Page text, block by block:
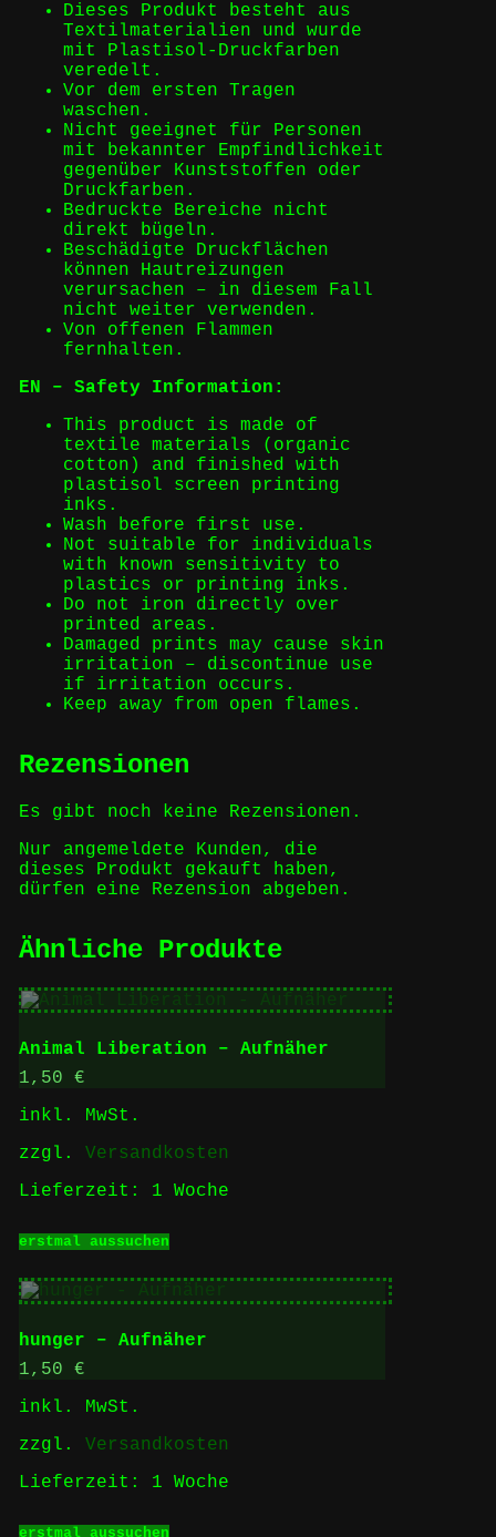
Dieses Produkt besteht aus
Textilmaterialien und wurde
mit Plastisol-Druckfarben
veredelt.
Vor dem ersten Tragen
waschen.
Nicht geeignet für Personen
mit bekannter Empfindlichkeit
gegenüber Kunststoffen oder
Druckfarben.
Bedruckte Bereiche nicht
direkt bügeln.
Beschädigte Druckflächen
können Hautreizungen
verursachen – in diesem Fall
nicht weiter verwenden.
Von offenen Flammen
fernhalten.
EN – Safety Information:
This product is made of
textile materials (organic
cotton) and finished with
plastisol screen printing
inks.
Wash before first use.
Not suitable for individuals
with known sensitivity to
plastics or printing inks.
Do not iron directly over
printed areas.
Damaged prints may cause skin
irritation – discontinue use
if irritation occurs.
Keep away from open flames.
Rezensionen
Es gibt noch keine Rezensionen.
Nur angemeldete Kunden, die
dieses Produkt gekauft haben,
dürfen eine Rezension abgeben.
Ähnliche Produkte
Animal Liberation – Aufnäher
1,50 €
inkl. MwSt.
zzgl. Versandkosten
Lieferzeit: 1 Woche
erstmal aussuchenProdukt
mehrere
Varianten
auf.
Die
Produktseite
werden
hunger – Aufnäher
1,50 €
inkl. MwSt.
zzgl. Versandkosten
Lieferzeit: 1 Woche
erstmal aussuchen